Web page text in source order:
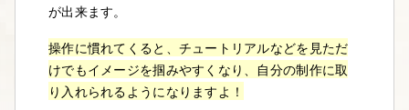
が出来ます。
操作に慣れてくると、チュートリアルなどを見ただ
けでもイメージを掴みやすくなり、自分の制作に取
り入れられるようになりますよ！